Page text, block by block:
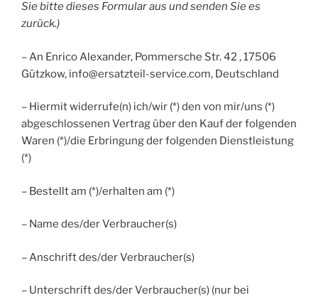
Sie bitte dieses Formular aus und senden Sie es
zurück.)
– An Enrico Alexander, Pommersche Str. 42 , 17506
Gützkow, info@ersatzteil-service.com, Deutschland
– Hiermit widerrufe(n) ich/wir (*) den von mir/uns (*)
abgeschlossenen Vertrag über den Kauf der folgenden
Waren (*)/die Erbringung der folgenden Dienstleistung
(*)
– Bestellt am (*)/erhalten am (*)
– Name des/der Verbraucher(s)
– Anschrift des/der Verbraucher(s)
– Unterschrift des/der Verbraucher(s) (nur bei